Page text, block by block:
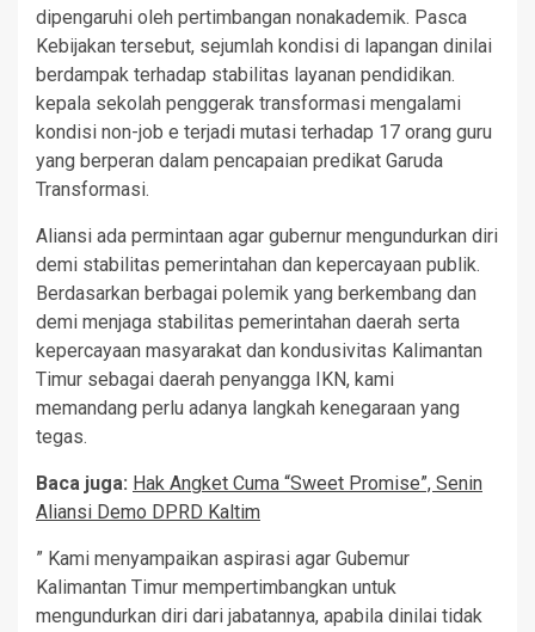
dipengaruhi oleh pertimbangan nonakademik. Pasca
Kebijakan tersebut, sejumlah kondisi di lapangan dinilai
berdampak terhadap stabilitas layanan pendidikan.
kepala sekolah penggerak transformasi mengalami
kondisi non-job e terjadi mutasi terhadap 17 orang guru
yang berperan dalam pencapaian predikat Garuda
Transformasi.
Aliansi ada permintaan agar gubernur mengundurkan diri
demi stabilitas pemerintahan dan kepercayaan publik.
Berdasarkan berbagai polemik yang berkembang dan
demi menjaga stabilitas pemerintahan daerah serta
kepercayaan masyarakat dan kondusivitas Kalimantan
Timur sebagai daerah penyangga IKN, kami
memandang perlu adanya langkah kenegaraan yang
tegas.
Baca juga: Hak Angket Cuma “Sweet Promise”, Senin
Aliansi Demo DPRD Kaltim
” Kami menyampaikan aspirasi agar Gubemur
Kalimantan Timur mempertimbangkan untuk
mengundurkan diri dari jabatannya, apabila dinilai tidak